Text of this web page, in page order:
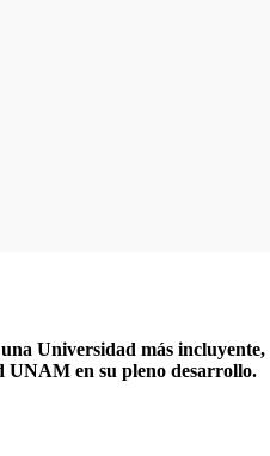
Universidad más incluyente,
UNAM en su pleno desarrollo.